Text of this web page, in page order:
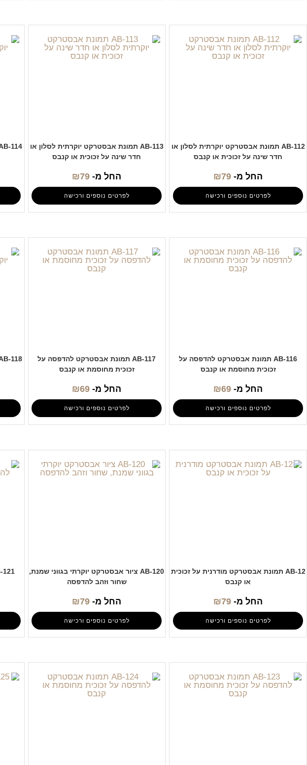
AB-112 תמונת אבסטרקט יוקרתית לסלון או
חדר שינה על זכוכית או קנבס
החל מ- ₪79
לפרטים נוספים ורכישה
AB-113 תמונת אבסטרקט יוקרתית לסלון או
חדר שינה על זכוכית או קנבס
החל מ- ₪79
לפרטים נוספים ורכישה
AB-116 תמונת אבסטרקט להדפסה על
זכוכית מחוסמת או קנבס
החל מ- ₪69
לפרטים נוספים ורכישה
AB-117 תמונת אבסטרקט להדפסה על
זכוכית מחוסמת או קנבס
החל מ- ₪69
לפרטים נוספים ורכישה
AB-12 תמונת אבסטרקט מודרנית על זכוכית
או קנבס
החל מ- ₪79
לפרטים נוספים ורכישה
AB-120 ציור אבסטרקט יוקרתי בגווני שמנת,
שחור וזהב להדפסה
החל מ- ₪79
לפרטים נוספים ורכישה